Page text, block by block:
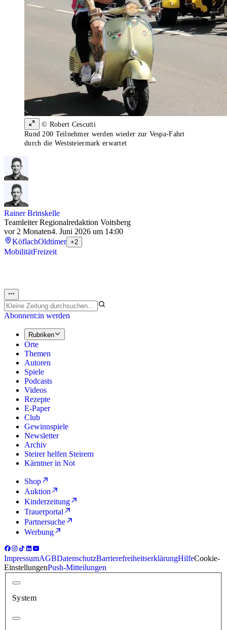
© Robert Cescutti
Rund 200 Teilnehmer werden wieder zur Vespa-Fahrt
durch die Weststeiermark erwartet
Rainer Brinskelle
Teamleiter Regionalredaktion Voitsberg
vor 2 Monaten4. Juni 2026 um 14:00
KöflachOldtimer +2
MobilitätFreizeit
Abonnent:in werden
Rubriken
Orte
Themen
Autoren
Spiele
Podcasts
Videos
Rezepte
E-Paper
Club
Gewinnspiele
Newsletter
Archiv
Steirer helfen Steirern
Kärntner in Not
Shop
Auktion
Kinderzeitung
Trauerportal
Partnersuche
Werbung
ImpressumAGBDatenschutzBarrierefreiheitserklärungHilfeCookie-
EinstellungenPush-Mitteilungen
System